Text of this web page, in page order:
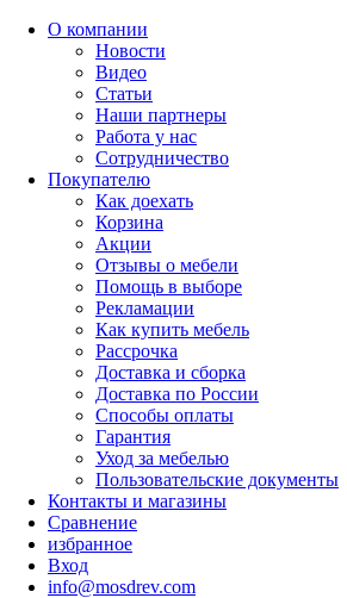
О компании
Новости
Видео
Статьи
Наши партнеры
Работа у нас
Сотрудничество
Покупателю
Как доехать
Корзина
Акции
Отзывы о мебели
Помощь в выборе
Рекламации
Как купить мебель
Рассрочка
Доставка и сборка
Доставка по России
Способы оплаты
Гарантия
Уход за мебелью
Пользовательские документы
Контакты и магазины
Сравнение
избранное
Вход
info@mosdrev.com